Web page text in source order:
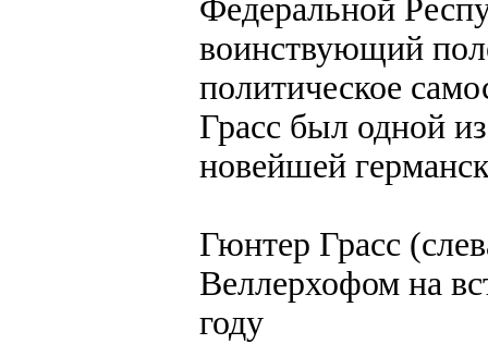
Федеральной
воинствующий
политическое
Грасс был одной
новейшей
Гюнтер Грасс
Веллерхофом на
году